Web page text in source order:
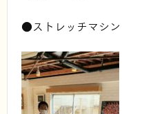
●ストレッチマシン